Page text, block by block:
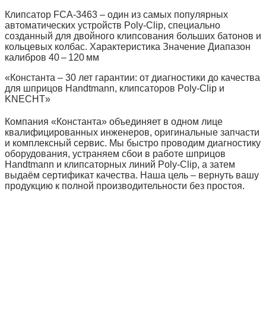
Клипсатор FCA‑3463 – один из самых популярных
автоматических устройств Poly‑Clip, специально
созданный для двойного клипсования больших батонов и
кольцевых колбас. Характеристика Значение Диапазон
калибров 40 – 120 мм
«Константа – 30 лет гарантии: от диагностики до качества
для шприцов Handtmann, клипсаторов Poly‑Clip и
KNECHT»
Компания «Константа» объединяет в одном лице
квалифицированных инженеров, оригинальные запчасти
и комплексный сервис. Мы быстро проводим диагностику
оборудования, устраняем сбои в работе шприцов
Handtmann и клипсаторных линий Poly‑Clip, а затем
выдаём сертификат качества. Наша цель – вернуть вашу
продукцию к полной производительности без простоя.